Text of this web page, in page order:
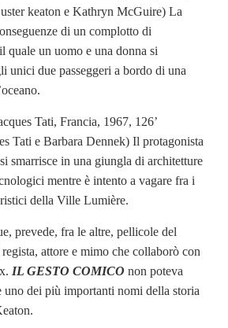
keaton e Kathryn McGuire) La
di un complotto di
quale un uomo e una donna si
unici due passeggeri a bordo di una
Tati, Francia, 1967, 126’
Tati e Barbara Dennek) Il protagonista
smarrisce in una giungla di architetture
mentre è intento a vagare fra i
della Ville Lumière.
prevede, fra le altre, pellicole del
attore e mimo che collaborò con
IL GESTO COMICO non poteva
uno dei più importanti nomi della storia